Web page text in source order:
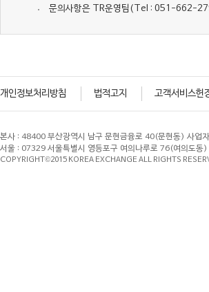
문의사항은 TR운영팀(Tel : 051-662-
개인정보처리방침 법적고지 고객서비스헌
본사 : 48400 부산광역시 남구 문현금융로 40(문현동) 사
서울 : 07329 서울특별시 영등포구 여의나루로 76(여의
COPYRIGHT©2015 KOREA EXCHANGE ALL RIGHTS